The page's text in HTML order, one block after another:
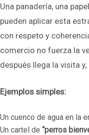
Una panadería, una
pueden aplicar esta
con respeto y
comercio no fuerza la
después llega la visita
Ejemplos simples:
Un cuenco de agua en la
Un cartel de “perros